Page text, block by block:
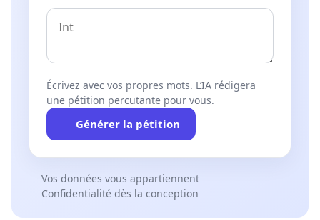
Écrivez avec vos propres mots. L’IA rédigera
une pétition percutante pour vous.
Générer la pétition
Vos données vous appartiennent
Confidentialité dès la conception